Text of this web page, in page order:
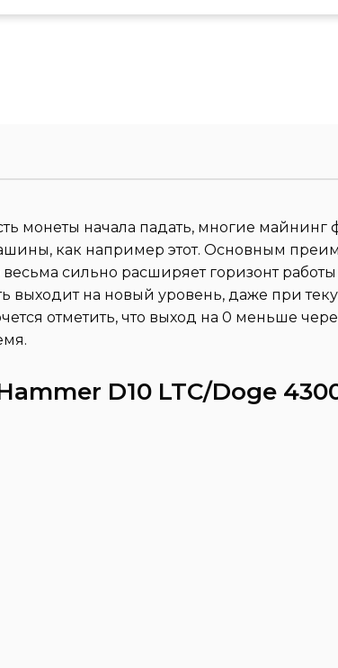
монеты начала падать, многие
как например этот. Основным
сильно расширяет горизонт
выходит на новый уровень, даже при
отметить, что выход на 0 меньше
D10 LTC/Doge